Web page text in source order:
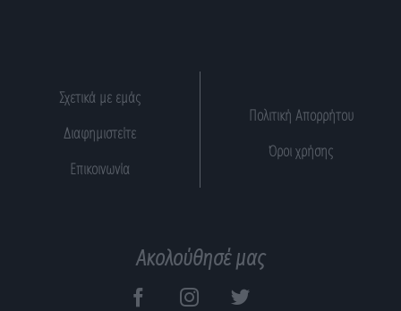
Σχετικά με εμάς
Διαφημιστείτε
Επικοινωνία
Πολιτική Απορρήτου
Όροι χρήσης
Ακολούθησέ μας